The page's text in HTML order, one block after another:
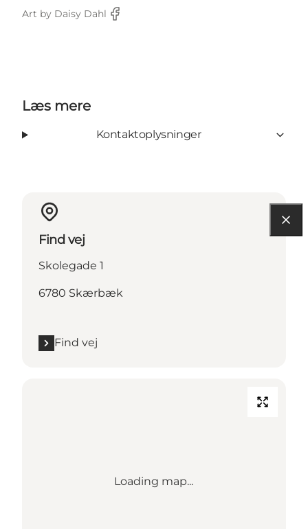
Art by Daisy Dahl
Facebook
Læs mere
Kontaktoplysninger
Find vej
Skolegade 1
6780 Skærbæk
Find vej
Loading map...